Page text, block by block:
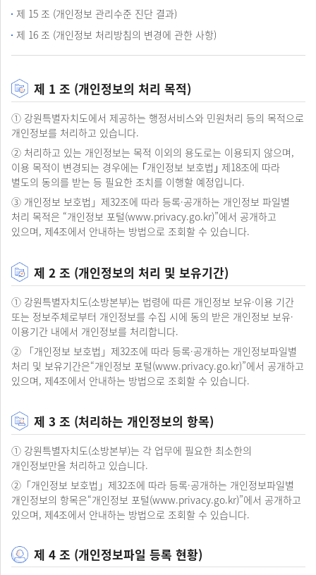
제 15 조 (개인정보 관리수준 진단 결과)
제 16 조 (개인정보 처리방침의 변경에 관한 사항)
제 1 조 (개인정보의 처리 목적)
① 강원특별자치도에서 제공하는 행정서비스와 민원처리 등의 목적으로
개인정보를 처리하고 있습니다.
② 처리하고 있는 개인정보는 목적 이외의 용도로는 이용되지 않으며,
이용 목적이 변경되는 경우에는 ｢개인정보 보호법｣ 제18조에 따라
별도의 동의를 받는 등 필요한 조치를 이행할 예정입니다.
③ 개인정보 보호법」제32조에 따라 등록·공개하는 개인정보 파일별
처리 목적은 “개인정보 포털(www.privacy.go.kr)”에서 공개하고
있으며, 제4조에서 안내하는 방법으로 조회할 수 있습니다.
제 2 조 (개인정보의 처리 및 보유기간)
① 강원특별자치도(소방본부)는 법령에 따른 개인정보 보유·이용 기간
또는 정보주체로부터 개인정보를 수집 시에 동의 받은 개인정보 보유·
이용기간 내에서 개인정보를 처리합니다.
② 「개인정보 보호법」제32조에 따라 등록·공개하는 개인정보파일별
처리 및 보유기간은“개인정보 포털(www.privacy.go.kr)”에서 공개하고
있으며, 제4조에서 안내하는 방법으로 조회할 수 있습니다.
제 3 조 (처리하는 개인정보의 항목)
① 강원특별자치도(소방본부)는 각 업무에 필요한 최소한의
개인정보만을 처리하고 있습니다.
②「개인정보 보호법」제32조에 따라 등록·공개하는 개인정보파일별
개인정보의 항목은“개인정보 포털(www.privacy.go.kr)”에서 공개하고
있으며, 제4조에서 안내하는 방법으로 조회할 수 있습니다.
제 4 조 (개인정보파일 등록 현황)